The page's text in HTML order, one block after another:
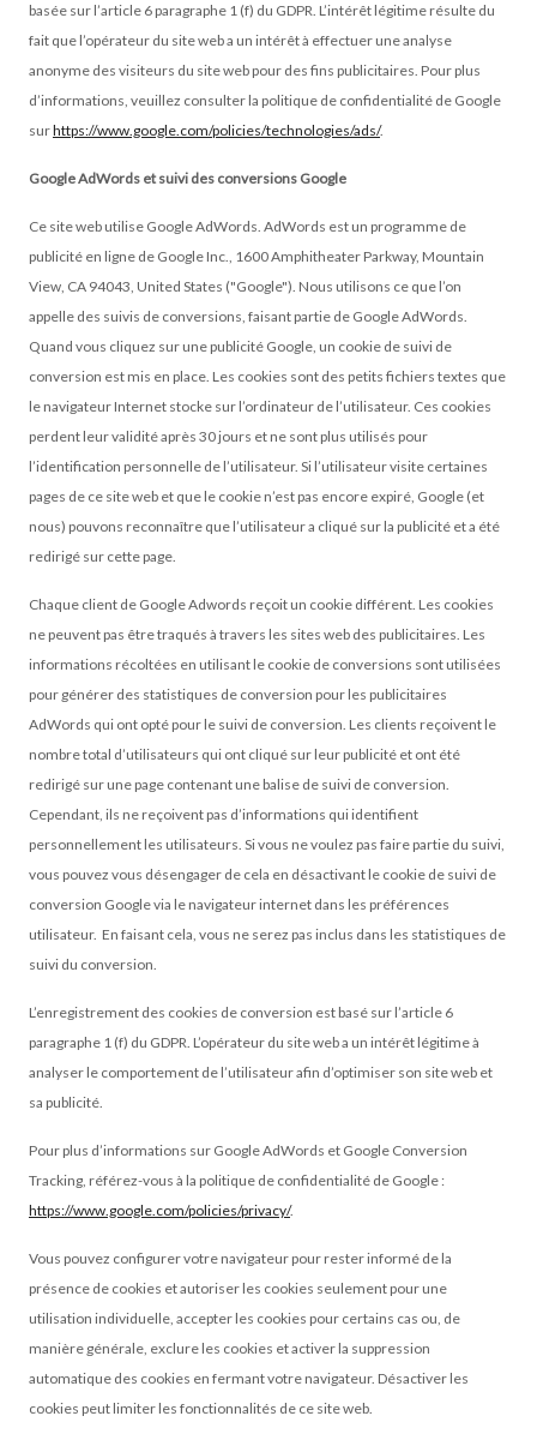
basée sur l’article 6 paragraphe 1 (f) du GDPR. L’intérêt légitime résulte du
fait que l’opérateur du site web a un intérêt à effectuer une analyse
anonyme des visiteurs du site web pour des fins publicitaires. Pour plus
d’informations, veuillez consulter la politique de confidentialité de Google
surhttps://www.google.com/policies/technologies/ads/.
Google AdWords et suivi des conversions Google
Ce site web utilise Google AdWords. AdWords est un programme de
publicité en ligne de Google Inc., 1600 Amphitheater Parkway, Mountain
View, CA 94043, United States ("Google"). Nous utilisons ce que l’on
appelle des suivis de conversions, faisant partie de Google AdWords.
Quand vous cliquez sur une publicité Google, un cookie de suivi de
conversion est mis en place. Les cookies sont des petits fichiers textes que
le navigateur Internet stocke sur l’ordinateur de l’utilisateur. Ces cookies
perdent leur validité après 30 jours et ne sont plus utilisés pour
l’identification personnelle de l’utilisateur. Si l’utilisateur visite certaines
pages de ce site web et que le cookie n’est pas encore expiré, Google (et
nous) pouvons reconnaître que l’utilisateur a cliqué sur la publicité et a été
redirigé sur cette page.
Chaque client de Google Adwords reçoit un cookie différent. Les cookies
ne peuvent pas être traqués à travers les sites web des publicitaires. Les
informations récoltées en utilisant le cookie de conversions sont utilisées
pour générer des statistiques de conversion pour les publicitaires
AdWords qui ont opté pour le suivi de conversion. Les clients reçoivent le
nombre total d’utilisateurs qui ont cliqué sur leur publicité et ont été
redirigé sur une page contenant une balise de suivi de conversion.
Cependant, ils ne reçoivent pas d’informations qui identifient
personnellement les utilisateurs. Si vous ne voulez pas faire partie du suivi,
vous pouvez vous désengager de cela en désactivant le cookie de suivi de
conversion Google via le navigateur internet dans les préférences
utilisateur. En faisant cela, vous ne serez pas inclus dans les statistiques de
suivi du conversion.
L’enregistrement des cookies de conversion est basé sur l’article 6
paragraphe 1 (f) du GDPR. L’opérateur du site web a un intérêt légitime à
analyser le comportement de l’utilisateur afin d’optimiser son site web et
sa publicité.
Pour plus d’informations sur Google AdWords et Google Conversion
Tracking, référez-vous à la politique de confidentialité de Google :
https://www.google.com/policies/privacy/.
Vous pouvez configurer votre navigateur pour rester informé de la
présence de cookies et autoriser les cookies seulement pour une
utilisation individuelle, accepter les cookies pour certains cas ou, de
manière générale, exclure les cookies et activer la suppression
automatique des cookies en fermant votre navigateur. Désactiver les
cookies peut limiter les fonctionnalités de ce site web.